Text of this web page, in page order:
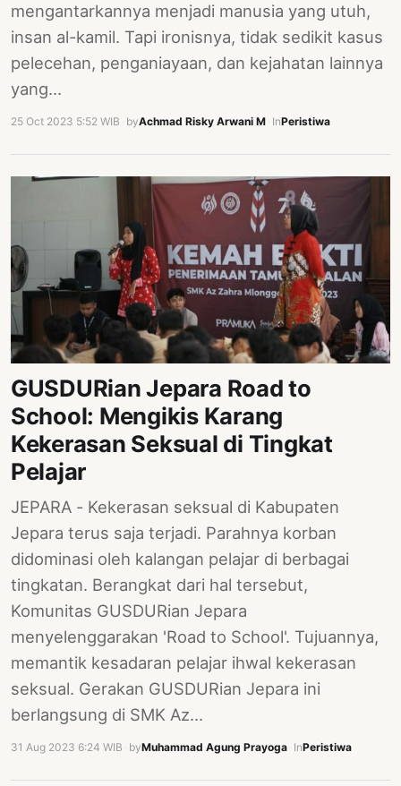
mengantarkannya menjadi manusia yang utuh,
insan al-kamil. Tapi ironisnya, tidak sedikit kasus
pelecehan, penganiayaan, dan kejahatan lainnya
yang…
25 Oct 2023 5:52 WIB byAchmad Risky Arwani M InPeristiwa
GUSDURian Jepara Road to
School: Mengikis Karang
Kekerasan Seksual di Tingkat
Pelajar
JEPARA - Kekerasan seksual di Kabupaten
Jepara terus saja terjadi. Parahnya korban
didominasi oleh kalangan pelajar di berbagai
tingkatan. Berangkat dari hal tersebut,
Komunitas GUSDURian Jepara
menyelenggarakan 'Road to School'. Tujuannya,
memantik kesadaran pelajar ihwal kekerasan
seksual. Gerakan GUSDURian Jepara ini
berlangsung di SMK Az…
31 Aug 2023 6:24 WIB byMuhammad Agung Prayoga InPeristiwa